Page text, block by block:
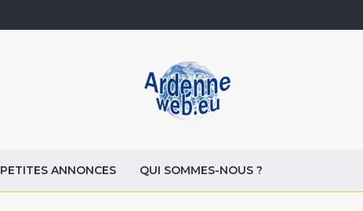
PETITES ANNONCES QUI SOMMES-NOUS ?